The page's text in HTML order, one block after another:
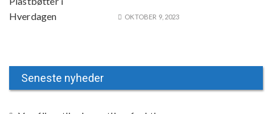
OKTOBER 9, 2023
Seneste nyheder